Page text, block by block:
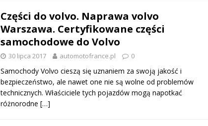
Części do volvo. Naprawa volvo
Warszawa. Certyfikowane części
samochodowe do Volvo
30 lipca 2017 automotofrance.pl 0
Samochody Volvo cieszą się uznaniem za swoją jakość i
bezpieczeństwo, ale nawet one nie są wolne od problemów
technicznych. Właściciele tych pojazdów mogą napotkać
różnorodne […]